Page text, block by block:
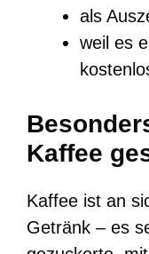
als
weil es
Kaffee
Kaffee ist an
Getränk – es